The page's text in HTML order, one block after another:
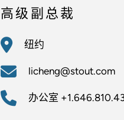
高级副总裁
纽约
licheng@stout.com
办公室